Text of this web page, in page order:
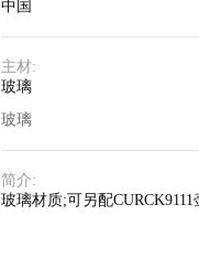
中国
主材:
玻璃
玻璃
简介:
玻璃材质;可另配